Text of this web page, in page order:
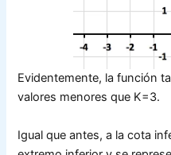
Evidentemente, la función
valores menores que K=3.
Igual que antes, a la cota